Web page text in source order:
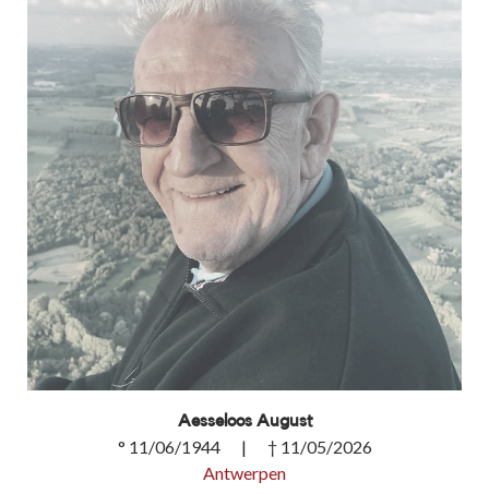
Aesseloos August
° 11/06/1944 | † 11/05/2026
Antwerpen